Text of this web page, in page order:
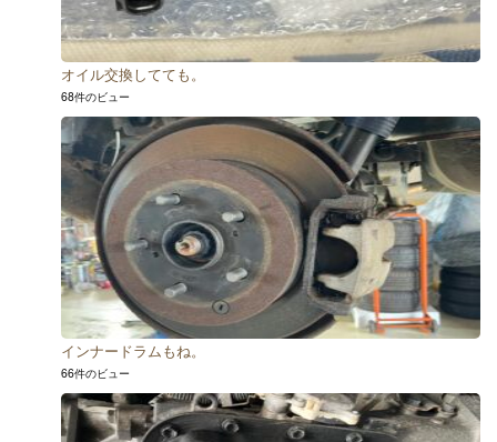
オイル交換してても。
68件のビュー
インナードラムもね。
66件のビュー